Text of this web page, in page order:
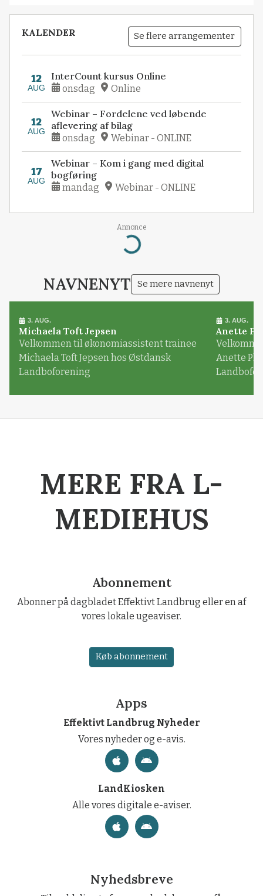
KALENDER Se flere arrangementer
12
AUG
InterCount kursus Online
onsdag Online
12
AUG
Webinar – Fordelene ved løbende
aflevering af bilag
onsdag Webinar - ONLINE
17
AUG
Webinar – Kom i gang med digital
bogføring
mandag Webinar - ONLINE
Annonce
Loading...
NAVNENYT Se mere navnenyt
3. AUG.
Michaela Toft Jepsen
Velkommen til økonomiassistent trainee
Michaela Toft Jepsen hos Østdansk
Landboforening
3. AUG.
Anette
Anette
MERE FRA L-
MEDIEHUS
Abonnement
Abonner på dagbladet Effektivt Landbrug eller en af
vores lokale ugeaviser.
Køb abonnement
Apps
Effektivt Landbrug Nyheder
Vores nyheder og e-avis.
LandKiosken
Alle vores digitale e-aviser.
Nyhedsbreve